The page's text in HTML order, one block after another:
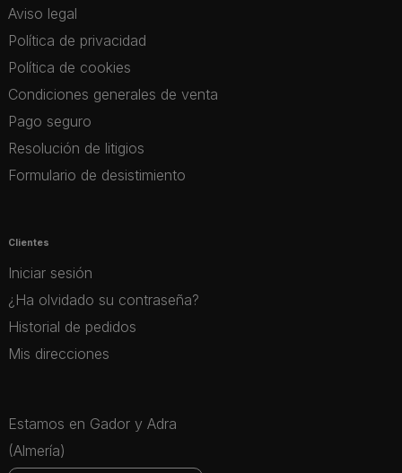
Aviso legal
Política de privacidad
Política de cookies
Condiciones generales de venta
Pago seguro
Resolución de litigios
Formulario de desistimiento
Clientes
Iniciar sesión
¿Ha olvidado su contraseña?
Historial de pedidos
Mis direcciones
Estamos en Gador y Adra
(Almería)